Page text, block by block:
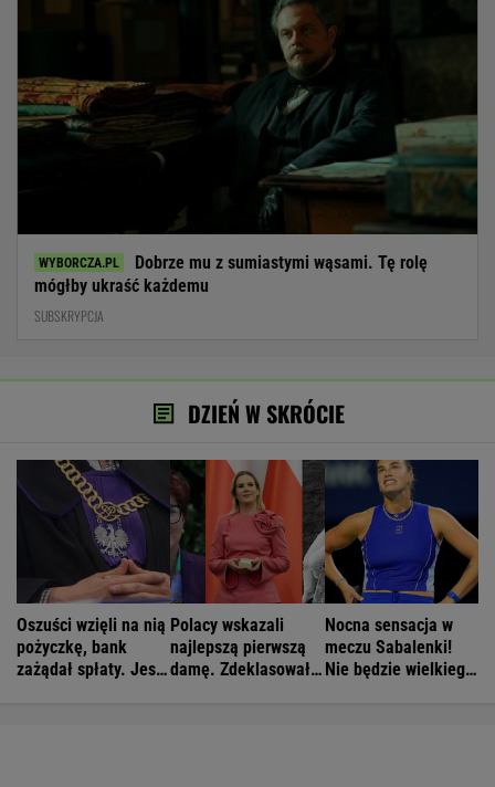
Dobrze mu z sumiastymi wąsami. Tę rolę
mógłby ukraść każdemu
SUBSKRYPCJA
DZIEŃ W SKRÓCIE
Oszuści wzięli na nią
pożyczkę, bank
zażądał spłaty. Jest
Polacy wskazali
najlepszą pierwszą
damę. Zdeklasowała
Nocna sensacja w
meczu Sabalenki!
Nie będzie wielkiego